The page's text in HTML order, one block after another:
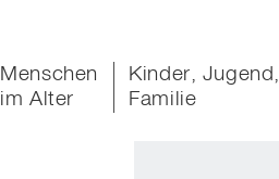
Menschen
im Alter
Kinder, Jugend,
Familie